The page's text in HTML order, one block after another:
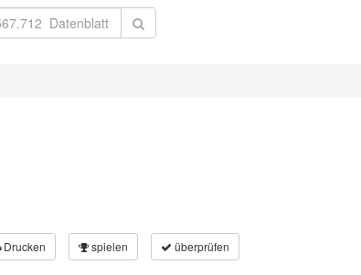
Drucken spielen überprüfen